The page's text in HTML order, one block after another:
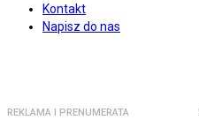
Kontakt
Napisz do nas
REKLAMA I PRENUMERATA